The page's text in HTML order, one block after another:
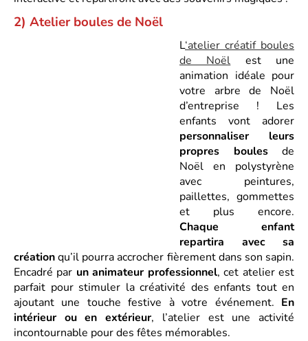
2) Atelier boules de Noël
L‘atelier créatif boules
de Noël est une
animation idéale pour
votre arbre de Noël
d’entreprise ! Les
enfants vont adorer
personnaliser leurs
propres boulesde
Noël en polystyrène
avec peintures,
paillettes, gommettes
et plus encore.
Chaque enfant
repartira avec sa
créationqu’il pourra accrocher fièrement dans son sapin.
Encadré par un animateur professionnel, cet atelier est
parfait pour stimuler la créativité des enfants tout en
ajoutant une touche festive à votre événement. En
intérieur ou en extérieur, l’atelier est une activité
incontournable pour des fêtes mémorables.